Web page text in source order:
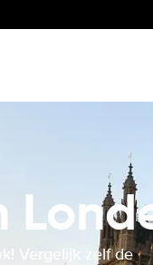
Vergelijk zelf de